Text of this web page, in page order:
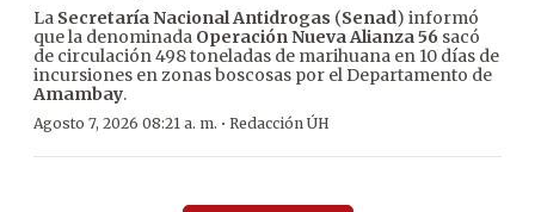
La Secretaría Nacional Antidrogas (Senad) informó
que la denominada Operación Nueva Alianza 56 sacó
de circulación 498 toneladas de marihuana en 10 días de
incursiones en zonas boscosas por el Departamento de
Amambay.
Agosto 7, 2026 08:21 a. m. · Redacción ÚH